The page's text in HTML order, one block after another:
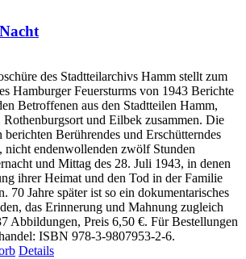
des Stadtteilarchivs Hamm stellt zum
Hamburger Feuersturms von 1943 Berichte
Betroffenen aus den Stadtteilen Hamm,
und Eilbek zusammen. Die
Berührendes und Erschütterndes
nicht endenwollenden zwölf Stunden
und Mittag des 28. Juli 1943, in denen
ihrer Heimat und den Tod in der Familie
70 Jahre später ist so ein dokumentarisches
das Erinnerung und Mahnung zugleich
Abbildungen, Preis 6,50 €. Für Bestellungen
ISBN 978-3-9807953-2-6.
Details